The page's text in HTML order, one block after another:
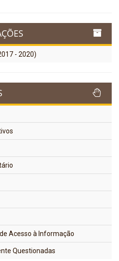
- 2020)
Acesso à Informação
Questionadas